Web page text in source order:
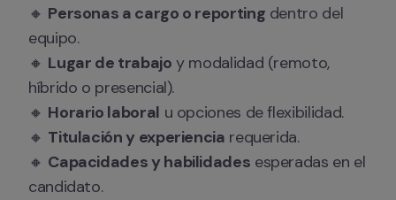
🔸 Personas a cargo o reporting dentro del
equipo.
🔸 Lugar de trabajo y modalidad (remoto,
híbrido o presencial).
🔸 Horario laboral u opciones de flexibilidad.
🔸 Titulación y experiencia requerida.
🔸 Capacidades y habilidades esperadas en el
candidato.